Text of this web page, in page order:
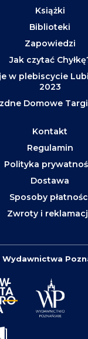
Książki
Biblioteki
Zapowiedzi
Jak czytać
w plebiscycie
2023
Domowe
Kontakt
Regulamin
Polityka
Dostawa
Sposoby
Zwroty i
Wydawnictwa